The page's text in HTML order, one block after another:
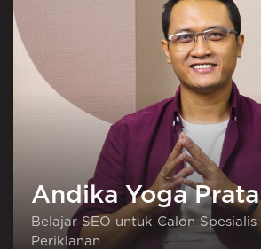
Andika Yoga
Belajar SEO untuk Calon Spesialis
Periklanan